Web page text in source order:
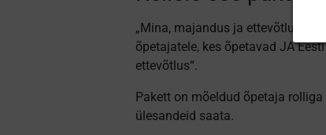
„Mina, majandus ja ettevõtlus“
õpetajatele, kes õpetavad JA
ettevõtlus“.
Pakett on mõeldud õpetaja
ülesandeid saata.